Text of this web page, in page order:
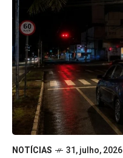
NOTÍCIAS 31, julho, 2026